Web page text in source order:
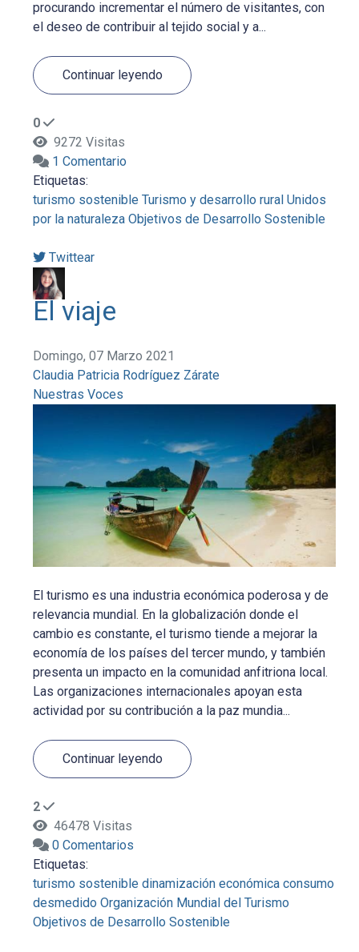
procurando incrementar el número de visitantes, con
el deseo de contribuir al tejido social y a...
Continuar leyendo
0
9272 Visitas
1 Comentario
Etiquetas:
turismo sostenible Turismo y desarrollo rural Unidos
por la naturaleza Objetivos de Desarrollo Sostenible
Twittear
El viaje
Domingo, 07 Marzo 2021
Claudia Patricia Rodríguez Zárate
Nuestras Voces
El turismo es una industria económica poderosa y de
relevancia mundial. En la globalización donde el
cambio es constante, el turismo tiende a mejorar la
economía de los países del tercer mundo, y también
presenta un impacto en la comunidad anfitriona local.
Las organizaciones internacionales apoyan esta
actividad por su contribución a la paz mundia...
Continuar leyendo
2
46478 Visitas
0 Comentarios
Etiquetas:
turismo sostenible dinamización económica consumo
desmedido Organización Mundial del Turismo
Objetivos de Desarrollo Sostenible